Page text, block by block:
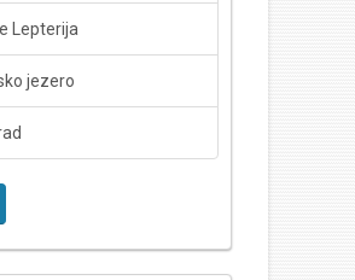
Lepterija
jezero